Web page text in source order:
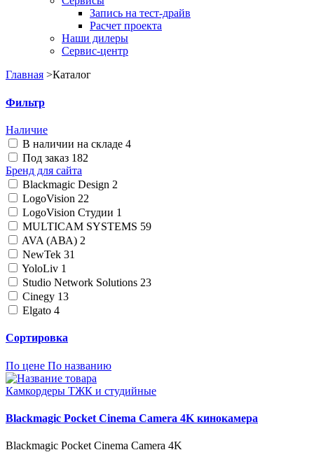
Запись на тест-драйв
Расчет проекта
Наши дилеры
Сервис-центр
Главная >Каталог
Фильтр
Наличие
В наличии на складе 4
Под заказ 182
Бренд для сайта
Blackmagic Design 2
LogoVision 22
LogoVision Студии 1
MULTICAM SYSTEMS 59
AVA (АВА) 2
NewTek 31
YoloLiv 1
Studio Network Solutions 23
Cinegy 13
Elgato 4
Сортировка
По цене По названию
Камкордеры ТЖК и студийные
Blackmagic Pocket Cinema Camera 4K кинокамера
Blackmagic Pocket Cinema Camera 4K